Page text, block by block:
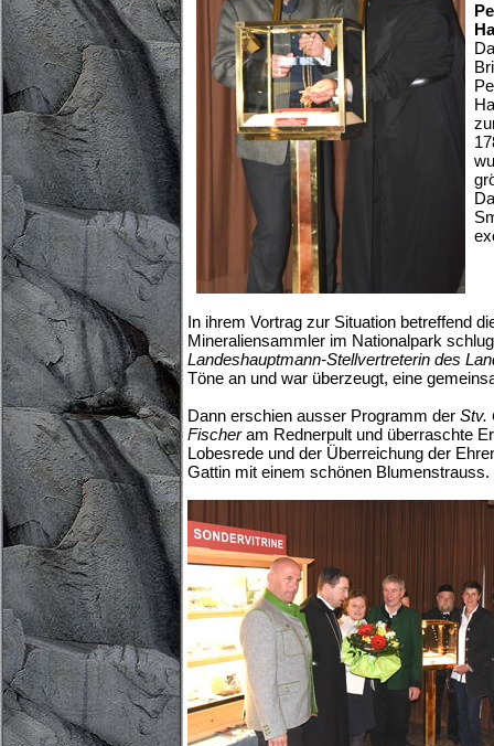
In ihrem Vortrag zur Situation betreffend
Mineraliensammler im Nationalpark
Landeshauptmann-Stellvertreterin des
Töne an und war überzeugt, eine
Dann erschien ausser Programm der Stv.
Fischeram Rednerpult und überraschte
Lobesrede und der Überreichung der
Gattin mit einem schönen Blumenstrauss.